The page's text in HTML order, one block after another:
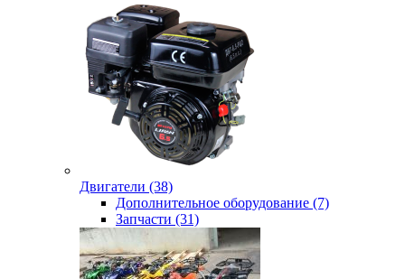
Двигатели (38)
Дополнительное оборудование (7)
Запчасти (31)